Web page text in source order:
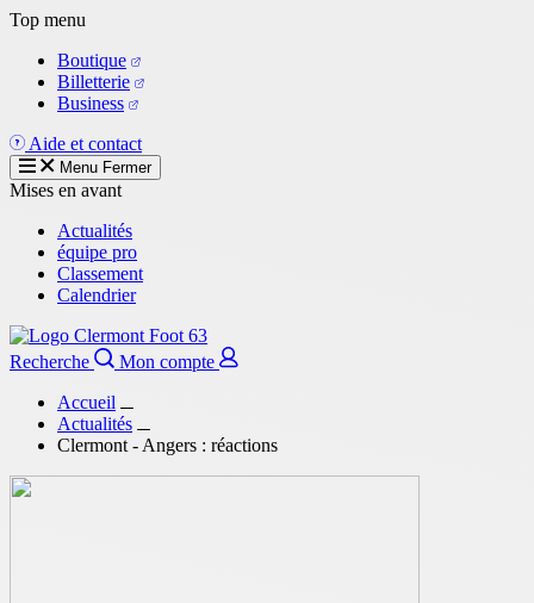
Aller
contenu
principal
Top menu
Boutique
Billetterie
Business
Aide et contact
Menu Fermer
Mises en avant
Actualités
équipe pro
Classement
Calendrier
Recherche
Mon compte
Accueil
Actualités
Clermont - Angers : réactions